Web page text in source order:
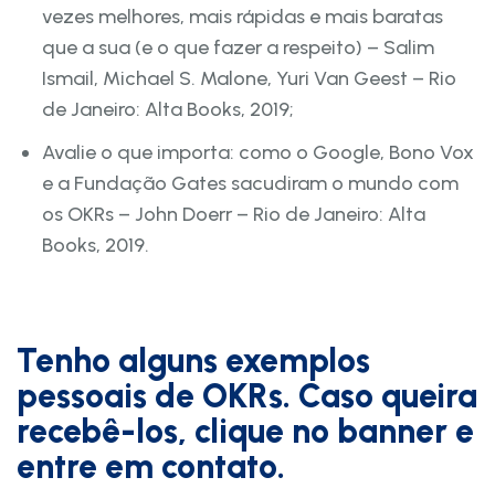
vezes melhores, mais rápidas e mais baratas
que a sua (e o que fazer a respeito) – Salim
Ismail, Michael S. Malone, Yuri Van Geest – Rio
de Janeiro: Alta Books, 2019;
Avalie o que importa: como o Google, Bono Vox
e a Fundação Gates sacudiram o mundo com
os OKRs – John Doerr – Rio de Janeiro: Alta
Books, 2019.
Tenho alguns exemplos
pessoais de OKRs. Caso queira
recebê-los, clique no banner e
entre em contato.